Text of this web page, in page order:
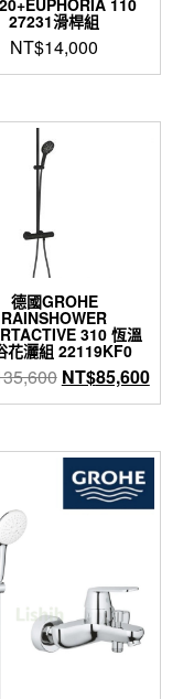
110
27231滑桿組
NT$14,000
德國GROHE
RAINSHOWER
310 恆溫
花灑組 22119KF0
原
始
格：
NT$135,600。
NT$85,600目
前
格：